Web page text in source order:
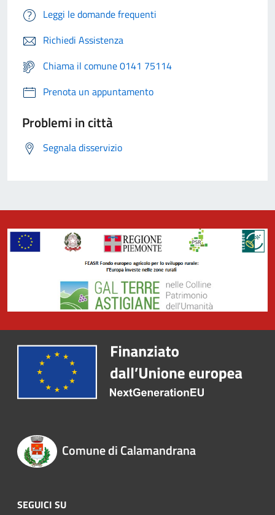
Leggi le domande frequenti
Richiedi Assistenza
Chiama il comune 0141 75114
Prenota un appuntamento
Problemi in città
Segnala disservizio
Comune di Calamandrana
SEGUICI SU